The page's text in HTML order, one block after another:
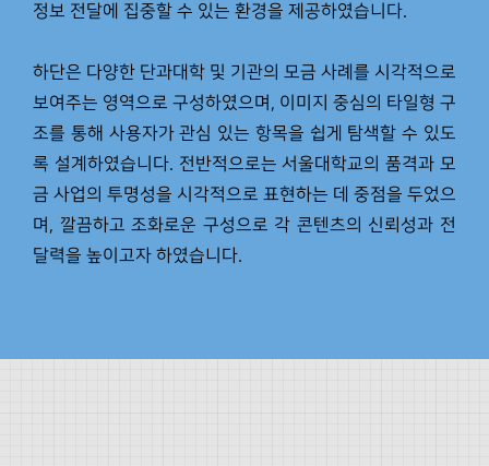
정보 전달에 집중할 수 있는 환경을 제공하였습니다.
하단은 다양한 단과대학 및 기관의 모금 사례를 시각적으로
보여주는 영역으로 구성하였으며, 이미지 중심의 타일형 구
조를 통해 사용자가 관심 있는 항목을 쉽게 탐색할 수 있도
록 설계하였습니다. 전반적으로는 서울대학교의 품격과 모
금 사업의 투명성을 시각적으로 표현하는 데 중점을 두었으
며, 깔끔하고 조화로운 구성으로 각 콘텐츠의 신뢰성과 전
달력을 높이고자 하였습니다.